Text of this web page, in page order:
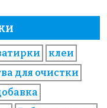
клеи
для очистки